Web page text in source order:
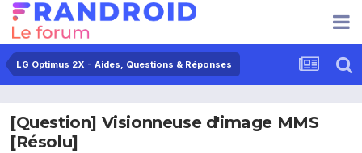
LG Optimus 2X - Aides, Questions & Réponses
[Question] Visionneuse d'image MMS
[Résolu]